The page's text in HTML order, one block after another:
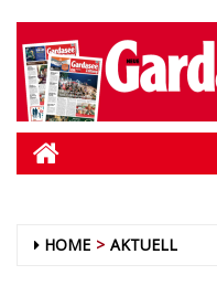
HOME AKTUELL